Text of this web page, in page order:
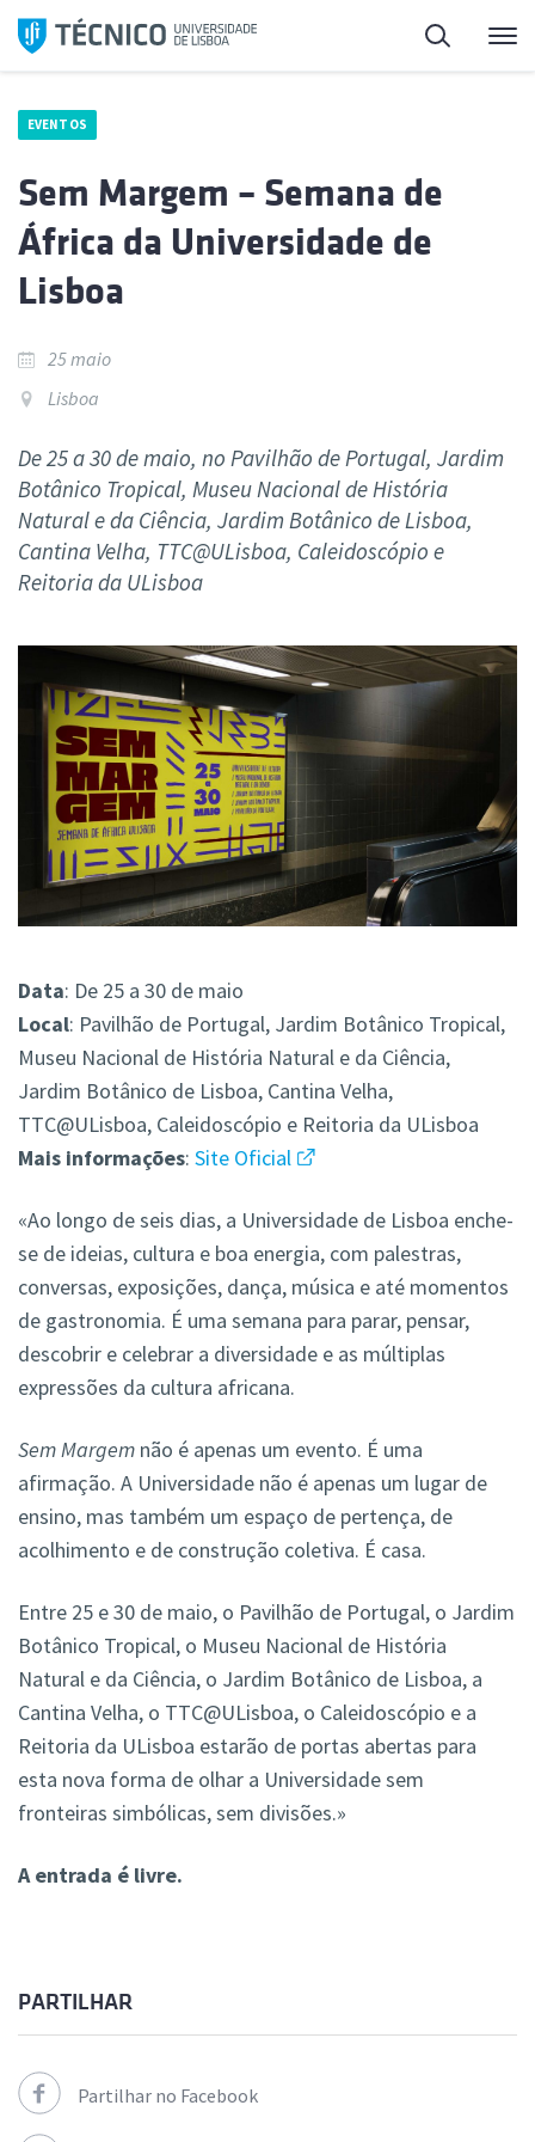
Saltar
para
Pesquisa
EVENTOS
Sem Margem – Semana de
África da Universidade de
Lisboa
25 maio
Lisboa
De 25 a 30 de maio, no Pavilhão de Portugal, Jardim
Botânico Tropical, Museu Nacional de História
Natural e da Ciência, Jardim Botânico de Lisboa,
Cantina Velha, TTC@ULisboa, Caleidoscópio e
Reitoria da ULisboa
Data: De 25 a 30 de maio
Local: Pavilhão de Portugal, Jardim Botânico Tropical,
Museu Nacional de História Natural e da Ciência,
Jardim Botânico de Lisboa, Cantina Velha,
TTC@ULisboa, Caleidoscópio e Reitoria da ULisboa
Mais informações: Site Oficial
«Ao longo de seis dias, a Universidade de Lisboa enche-
se de ideias, cultura e boa energia, com palestras,
conversas, exposições, dança, música e até momentos
de gastronomia. É uma semana para parar, pensar,
descobrir e celebrar a diversidade e as múltiplas
expressões da cultura africana.
Sem Margem não é apenas um evento. É uma
afirmação. A Universidade não é apenas um lugar de
ensino, mas também um espaço de pertença, de
acolhimento e de construção coletiva. É casa.
Entre 25 e 30 de maio, o Pavilhão de Portugal, o Jardim
Botânico Tropical, o Museu Nacional de História
Natural e da Ciência, o Jardim Botânico de Lisboa, a
Cantina Velha, o TTC@ULisboa, o Caleidoscópio e a
Reitoria da ULisboa estarão de portas abertas para
esta nova forma de olhar a Universidade sem
fronteiras simbólicas, sem divisões.»
A entrada é livre.
PARTILHAR
Partilhar no Facebook